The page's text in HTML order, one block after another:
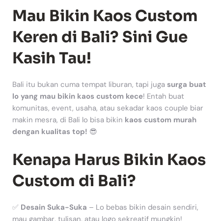
Mau Bikin Kaos Custom
Keren di Bali? Sini Gue
Kasih Tau!
Bali itu bukan cuma tempat liburan, tapi juga surga buat
lo yang mau bikin kaos custom kece! Entah buat
komunitas, event, usaha, atau sekadar kaos couple biar
makin mesra, di Bali lo bisa bikin kaos custom murah
dengan kualitas top! 😎
Kenapa Harus Bikin Kaos
Custom di Bali?
✅ Desain Suka-Suka – Lo bebas bikin desain sendiri,